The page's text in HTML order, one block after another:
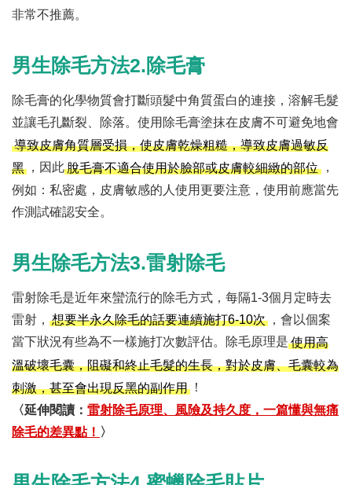
非常不推薦。
男生除毛方法2.除毛膏
除毛膏的化學物質會打斷頭髮中角質蛋白的連接，溶解毛髮
並讓毛孔斷裂、除落。使用除毛膏塗抹在皮膚不可避免地會
導致皮膚角質層受損，使皮膚乾燥粗糙，導致皮膚過敏反
黑 ，因此脫毛膏不適合使用於臉部或皮膚較細緻的部位，
例如：私密處，皮膚敏感的人使用更要注意，使用前應當先
作測試確認安全。
男生除毛方法3.雷射除毛
雷射除毛是近年來蠻流行的除毛方式，每隔1-3個月定時去
雷射， 想要半永久除毛的話要連續施打6-10次 ，會以個案
當下狀況有些為不一樣施打次數評估。除毛原理是 使用高
溫破壞毛囊，阻礙和終止毛髮的生長，對於皮膚、毛囊較為
刺激，甚至會出現反黑的副作用 ！
〈延伸閱讀： 雷射除毛原理、風險及持久度，一篇懂與無痛
除毛的差異點！ 〉